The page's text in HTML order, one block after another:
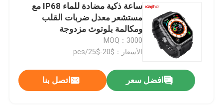
ساعة ذكية مضادة للماء IP68 مع
مستشعر معدل ضربات القلب
ومكالمة بلوتوث مزدوجة
MOQ：3000
الأسعار：$20-$25/pcs
افضل سعر اتصل بنا